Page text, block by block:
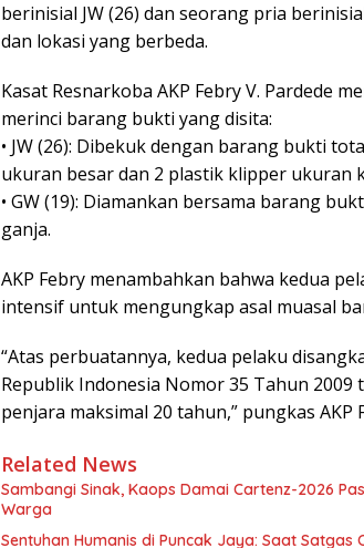
berinisial JW (26) dan seorang pria
dan lokasi yang berbeda.
Kasat Resnarkoba AKP Febry V. Pardede
merinci barang bukti yang disita:
• JW (26): Dibekuk dengan barang bukti
ukuran besar dan 2 plastik klipper ukuran
• GW (19): Diamankan bersama barang
ganja.
AKP Febry menambahkan bahwa kedua
intensif untuk mengungkap asal muasal
“Atas perbuatannya, kedua pelaku
Republik Indonesia Nomor 35 Tahun
penjara maksimal 20 tahun,” pungkas AKP
Related News
Sambangi Sinak, Kaops Damai Cartenz-2026
Warga
Sentuhan Humanis di Puncak Jaya: Saat Satgas